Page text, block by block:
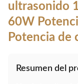
ultrasonido
60W
Potencia de
Resumen del